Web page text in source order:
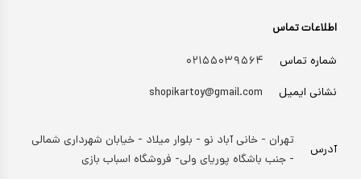
اطلاعات تماس
شماره تماس
۰۲۱۵۵۰۳۹۵۶۴
نشانی ایمیل
shopikartoy@gmail.com
آدرس
تهران - خانی آباد نو - بلوار میلاد - خیابان شهرداری شمالی
- جنب باشگاه پوریای ولی- فروشگاه اسباب بازی